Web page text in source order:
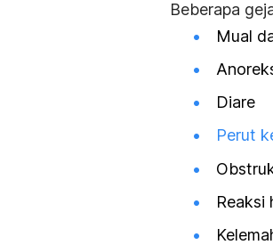
Beberapa
Mual
Diare
Perut
Reaksi